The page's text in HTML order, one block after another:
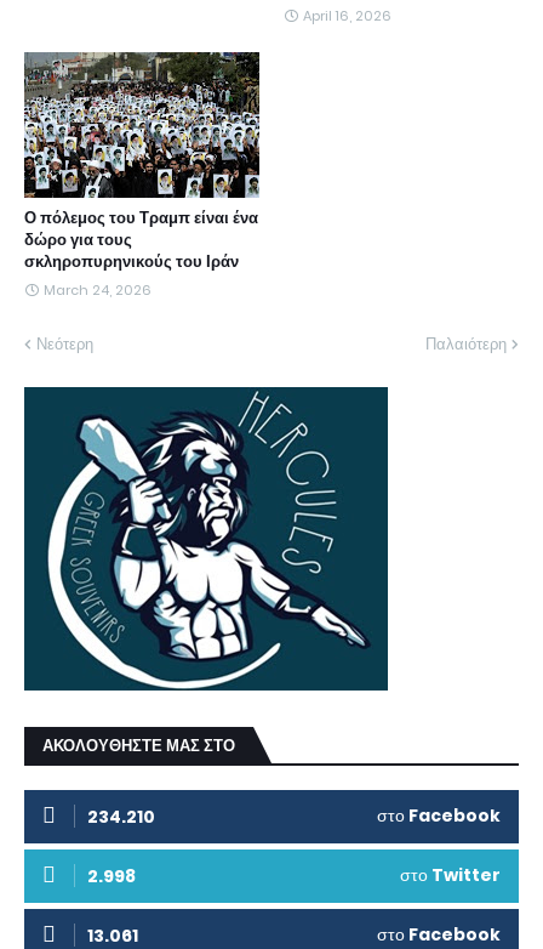
April 16, 2026
Ο πόλεμος του Τραμπ είναι ένα
δώρο για τους
σκληροπυρηνικούς του Ιράν
March 24, 2026
Νεότερη Παλαιότερη
ΑΚΟΛΟΥΘΗΣΤΕ ΜΑΣ ΣΤΟ
234.210 στο Facebook
2.998 στο Twitter
13.061 στο Facebook